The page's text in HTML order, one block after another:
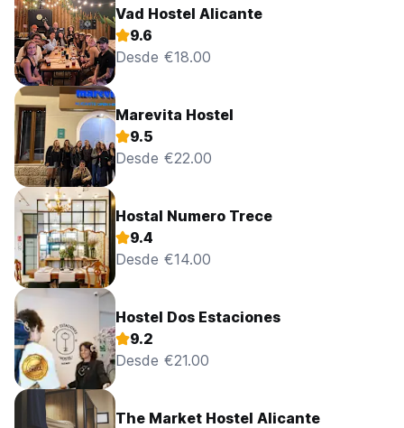
Vad Hostel Alicante
9.6
Desde €18.00
Marevita Hostel
9.5
Desde €22.00
Hostal Numero Trece
9.4
Desde €14.00
Hostel Dos Estaciones
9.2
Desde €21.00
The Market Hostel Alicante